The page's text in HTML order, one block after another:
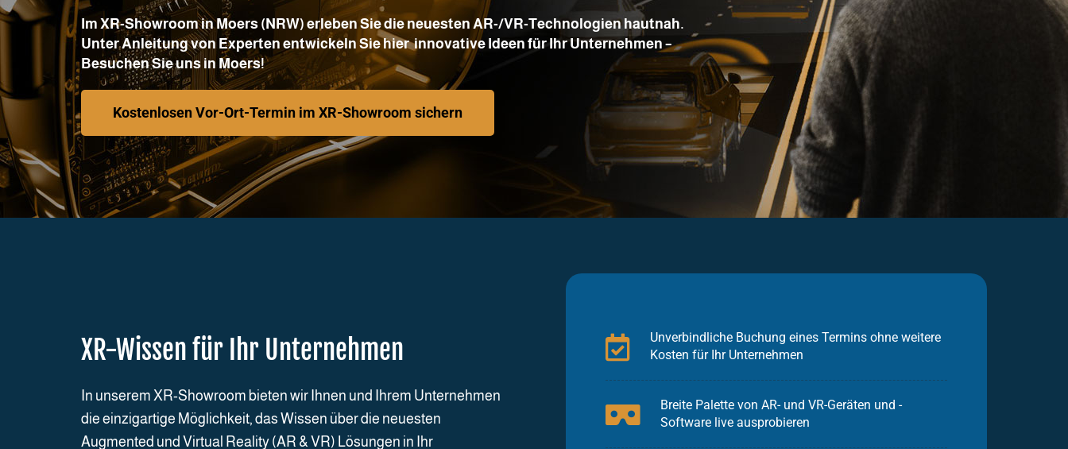
Im XR-Showroom in Moers (NRW) erleben Sie die neuesten AR-/VR-Technologien hautnah.
Unter Anleitung von Experten entwickeln Sie hier innovative Ideen für Ihr Unternehmen –
Besuchen Sie uns in Moers!
Kostenlosen Vor-Ort-Termin im XR-Showroom sichern
XR-Wissen für Ihr Unternehmen
In unserem XR-Showroom bieten wir Ihnen und Ihrem Unternehmen
die einzigartige Möglichkeit, das Wissen über die neuesten
Augmented und Virtual Reality (AR & VR) Lösungen in Ihr
Unverbindliche Buchung eines Termins ohne weitere
Kosten für Ihr Unternehmen
Breite Palette von AR- und VR-Geräten und -
Software live ausprobieren